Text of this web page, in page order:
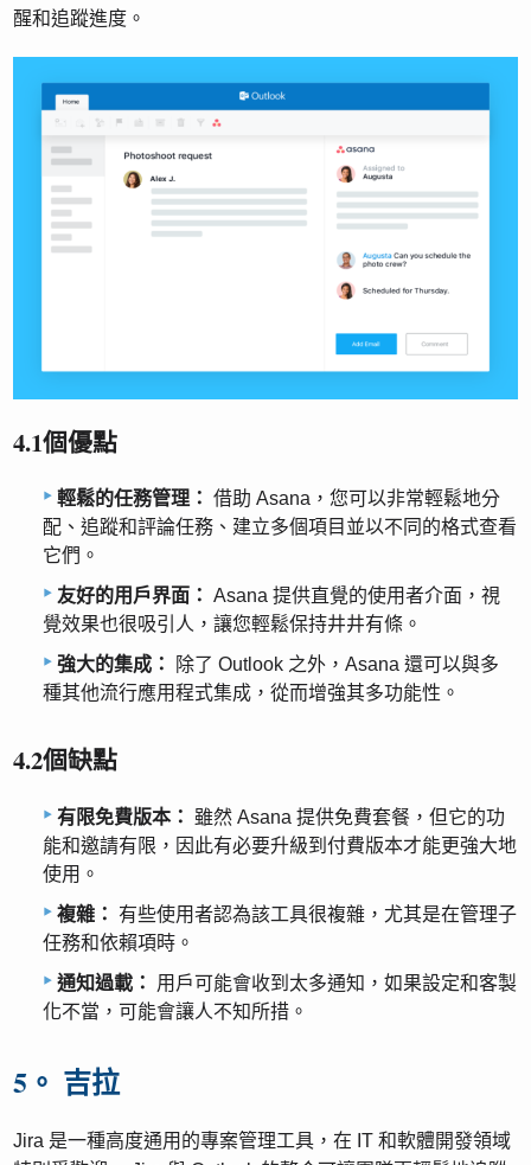
醒和追蹤進度。
4.1個優點
輕鬆的任務管理： 借助 Asana，您可以非常輕鬆地分
配、追蹤和評論任務、建立多個項目並以不同的格式查看
它們。
友好的用戶界面： Asana 提供直覺的使用者介面，視
覺效果也很吸引人，讓您輕鬆保持井井有條。
強大的集成：
除了 Outlook 之外，Asana 還可以與多
種其他流行應用程式集成，從而增強其多功能性。
4.2個缺點
有限免費版本：
雖然 Asana 提供免費套餐，但它的功
能和邀請有限，因此有必要升級到付費版本才能更強大地
使用。
複雜：
有些使用者認為該工具很複雜，尤其是在管理子
任務和依賴項時。
通知過載：
用戶可能會收到太多通知，如果設定和客製
化不當，可能會讓人不知所措。
5。 吉拉
Jira 是一種高度通用的專案管理工具，在 IT 和軟體開發領域